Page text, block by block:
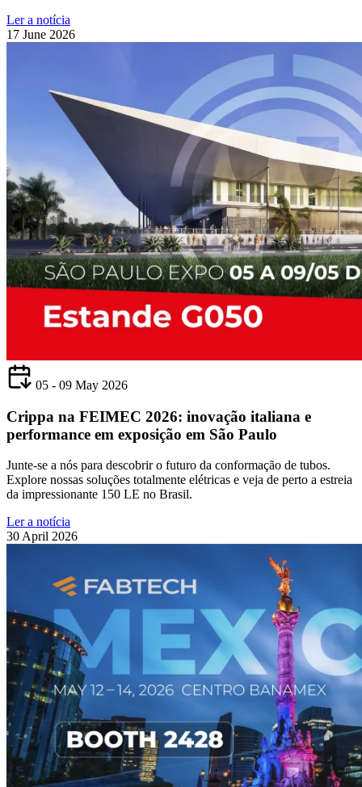
Ler a notícia
17 June 2026
05 - 09 May 2026
Crippa na FEIMEC 2026: inovação italiana e
performance em exposição em São Paulo
Junte-se a nós para descobrir o futuro da conformação de tubos.
Explore nossas soluções totalmente elétricas e veja de perto a estreia
da impressionante 150 LE no Brasil.
Ler a notícia
30 April 2026